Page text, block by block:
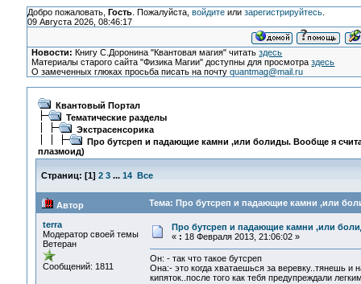
Добро пожаловать, Гость. Пожалуйста, войдитеили зарегистрируйтесь.
09 Августа 2026, 08:46:17
Новости: Книгу С.Доронина "Квантовая магия" читатьздесь
Материалы старого сайта "Физика Магии" доступны для просмотраздесь
О замеченных глюках просьба писать на почтуquantmag@mail.ru
Квантовый Портал
Тематические разделы
Экстрасенсорика
Про бутсреп и падающие камни ,или болиды. Вообще я
плазмоид)
Страниц: [1] 2 3 ... 14 Все
Автор Тема: Про бутсреп и падающие камни ,или
terra
Модератор своей темы
Ветеран
Сообщений: 1811
Про бутсреп и падающие камни ,или
« : 18 Февраля 2013, 21:06:02 »
Он: - так что такое бутсреп
Она:- это когда хватаешься за веревку..тянешь и
кипяток..после того как тебя предупреждали